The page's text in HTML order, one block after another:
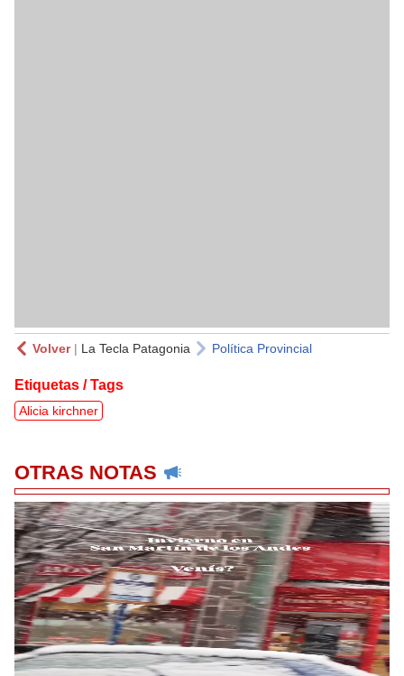
Volver| La Tecla Patagonia Política Provincial
Etiquetas / Tags
Alicia kirchner
OTRAS NOTAS